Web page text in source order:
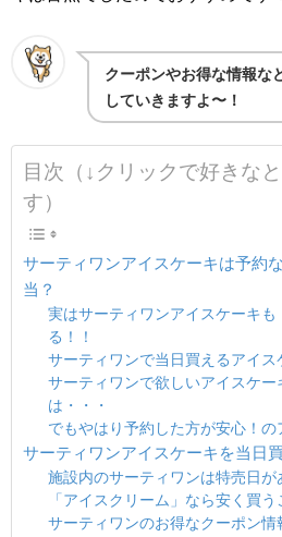
クーポンやお得な情報な
していきますよ〜！
目次（↓クリックで好きな
す）
サーティワンアイスケーキは予約
当？
実はサーティワンアイスケーキも
る！！
サーティワンで当日買えるアイス
サーティワンで欲しいアイスケ
は・・・
でもやはり予約した方が安心！の
サーティワンアイスケーキを当日
施設内のサーティワンは特売日が
「アイスクリーム」なら安く買う
サーティワンのお得なクーポン情